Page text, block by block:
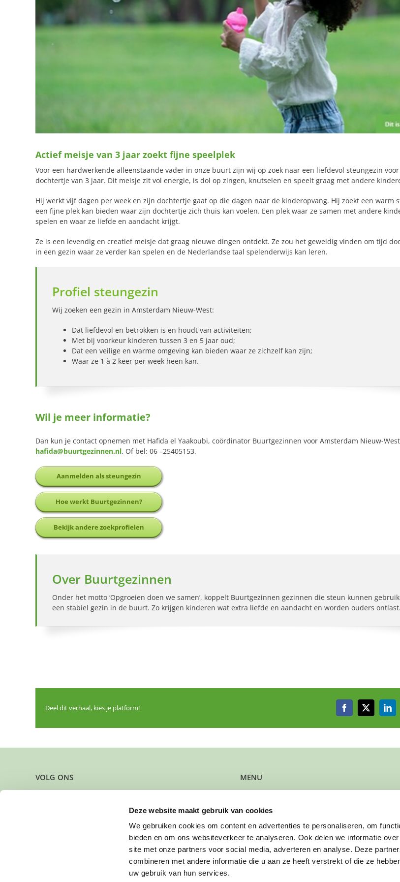
Deze website maakt gebruik van cookies
We gebruiken cookies om content en advertenties te personaliseren, om
bieden en om ons websiteverkeer te analyseren. Ook delen we informatie
site met onze partners voor social media, adverteren en analyse. Deze
combineren met andere informatie die u aan ze heeft verstrekt of die ze
uw gebruik van hun services.
Actief meisje van 3 jaar zoekt fijne speelplek
Voor een hardwerkende alleenstaande vader in onze buurt zijn wij op zoek naar een liefdevol steungezin
dochtertje van 3 jaar. Dit meisje zit vol energie, is dol op zingen, knutselen en speelt graag met andere
Hij werkt vijf dagen per week en zijn dochtertje gaat op die dagen naar de kinderopvang. Hij zoekt een warm
een fijne plek kan bieden waar zijn dochtertje zich thuis kan voelen. Een plek waar ze samen met andere
spelen en waar ze liefde en aandacht krijgt.
Ze is een levendig en creatief meisje dat graag nieuwe dingen ontdekt. Ze zou het geweldig vinden om tijd
in een gezin waar ze verder kan spelen en de Nederlandse taal spelenderwijs kan leren.
Profiel steungezin
Wij zoeken een gezin in Amsterdam Nieuw-West:
Dat liefdevol en betrokken is en houdt van activiteiten;
Met bij voorkeur kinderen tussen 3 en 5 jaar oud;
Dat een veilige en warme omgeving kan bieden waar ze zichzelf kan zijn;
Waar ze 1 à 2 keer per week heen kan.
Wil je meer informatie?
Dan kun je contact opnemen met Hafida el Yaakoubi, coördinator Buurtgezinnen voor Amsterdam Nieuw-
hafida@buurtgezinnen.nl. Of bel: 06 –25405153.
Aanmelden als steungezin
Hoe werkt Buurtgezinnen?
Bekijk andere zoekprofielen
Over Buurtgezinnen
Onder het motto ‘Opgroeien doen we samen’, koppelt Buurtgezinnen gezinnen die steun kunnen
een stabiel gezin in de buurt. Zo krijgen kinderen wat extra liefde en aandacht en worden ouders ontlast.
Deel dit verhaal, kies je platform! Facebook
X
VOLG ONS MENU
Kun je steun gebruiken?
Wil je een gezin verwijzen?
Werk je bij de gemeente?
Wil je solliciteren?
Wil je doneren?